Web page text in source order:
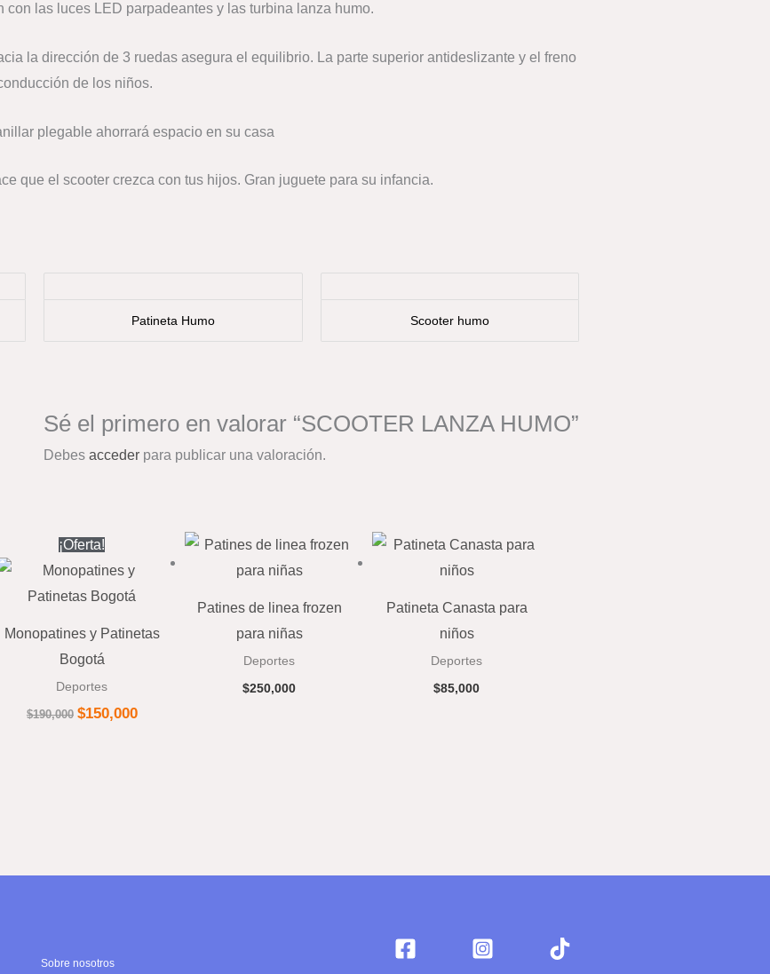
con las luces LED parpadeantes y las turbina lanza humo.
la dirección de 3 ruedas asegura el equilibrio. La parte superior antideslizante y el freno
de los niños.
plegable ahorrará espacio en su casa
que el scooter crezca con tus hijos. Gran juguete para su infancia.
Patineta Humo Scooter humo
Sé el primero en valorar “SCOOTER LANZA HUMO”
Debes acceder para publicar una valoración.
¡Oferta!
Monopatines y Patinetas
Bogotá
Deportes
$190,000
El
precio
original
$190,000.
$150,000
Patines de linea frozen
para niñas
Deportes
$250,000
Patineta Canasta para
niños
Deportes
$85,000
Sobre nosotros